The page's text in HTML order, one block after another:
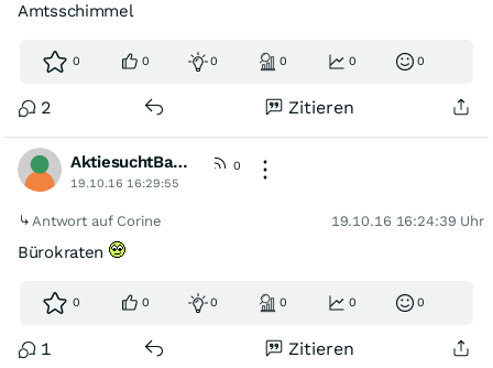
Amtsschimmel
0 0 0 0 0 0
2 Zitieren
AktiesuchtBauer
0
19.10.16 16:29:55
Antwort auf Corine 19.10.16 16:24:39 Uhr
Bürokraten
0 0 0 0 0 0
1 Zitieren